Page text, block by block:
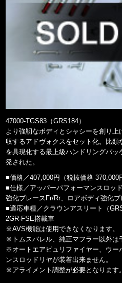
47000-TGS83（GRS184）
より強靭なボディとシャシーを創り
収するアドヴォクスをセット化。比
を具現化する最上級ハンドリングパ
発された。
■価格／407,000円（税抜価格 370,000
■仕様／アッパーパフォーマンスロッ
強化ブレースFr/Rr、ロアボディ強化
■適応車種／クラウンアスリート（
2GR-FSE搭載車
※AVS機能は使用できなくなります。
※トムスバレル、純正マフラー以外は
※オートエアピュリファイヤー、ウー
ンスロッドリヤが装着出来ません。
※アライメント調整が必要となります。